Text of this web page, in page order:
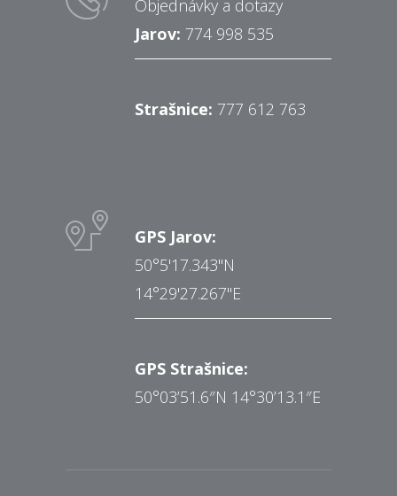
Objednávky a dotazy
Jarov: 774 998 535
Strašnice: 777 612 763
GPS Jarov:
50°5'17.343"N
14°29'27.267"E
GPS Strašnice:
50°03’51.6″N 14°30’13.1″E